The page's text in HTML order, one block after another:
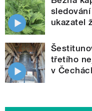
ukazatel
třetího
v